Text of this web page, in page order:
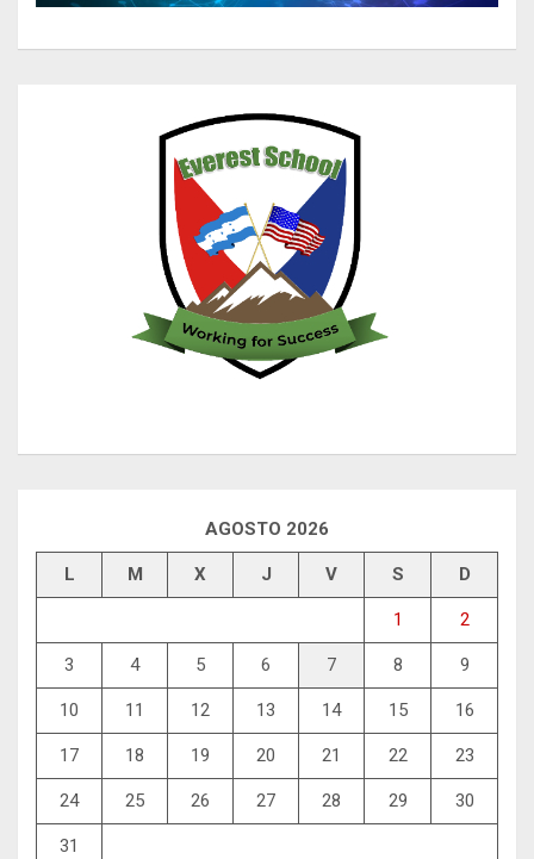
AGOSTO 2026
L M X J V S D
1 2
3 4 5 6 7 8 9
10 11 12 13 14 15 16
17 18 19 20 21 22 23
24 25 26 27 28 29 30
31